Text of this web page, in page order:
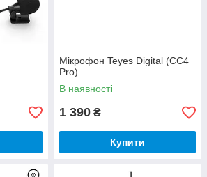
Мікрофон Teyes Digital (CC4
Pro)
В наявності
1 390 ₴
Купити